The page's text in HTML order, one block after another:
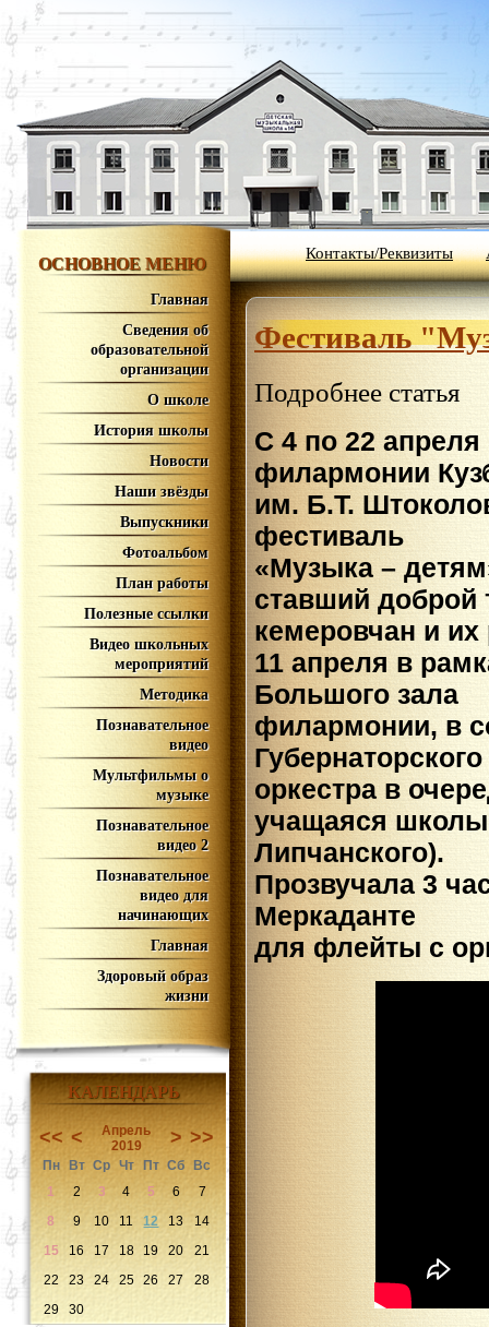
ОСНОВНОЕ МЕНЮ
Главная
Сведения об
образовательной
организации
О школе
История школы
Новости
Наши звёзды
Выпускники
Фотоальбом
План работы
Полезные ссылки
Видео школьных
мероприятий
Методика
Познавательное
видео
Мультфильмы о
музыке
Познавательное
видео 2
Познавательное
видео для
начинающих
Главная
Здоровый образ
жизни
КАЛЕНДАРЬ
<< <
Апрель
2019
> >>
Пн Вт Ср Чт Пт Сб
Вс
1
2 3 4 5 6
7
8
9 10 11 12 13
14
15
16 17 18 19 20
21
22
23 24 25 26 27
28
29
30
Контакты/Реквизиты
Фестиваль
Подробнее статья
С 4 по 22 апреля
филармонии
им. Б.Т.
фестиваль
«Музыка –
ставший
кемеровчан и их
11 апреля в
Большого зала
филармонии, в
оркестра в
учащаяся
Липчанского).
Прозвучала 3
Меркаданте
для флейты с